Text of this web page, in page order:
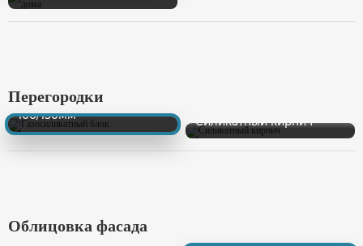
Перегородки
Газосиликатный блок
100/150мм
Силикатный кирпич
Облицовка фасада